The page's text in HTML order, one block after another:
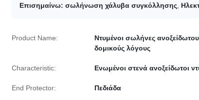
Επισημαίνω: σωλήνωση χάλυβα συγκόλλησης
Product Name:
Ντυμένοι σωλήνες
δομικούς λόγους
Characteristic: Ενωμένοι στενά ανοξείδωτοι
End Protector: Πεδιάδα